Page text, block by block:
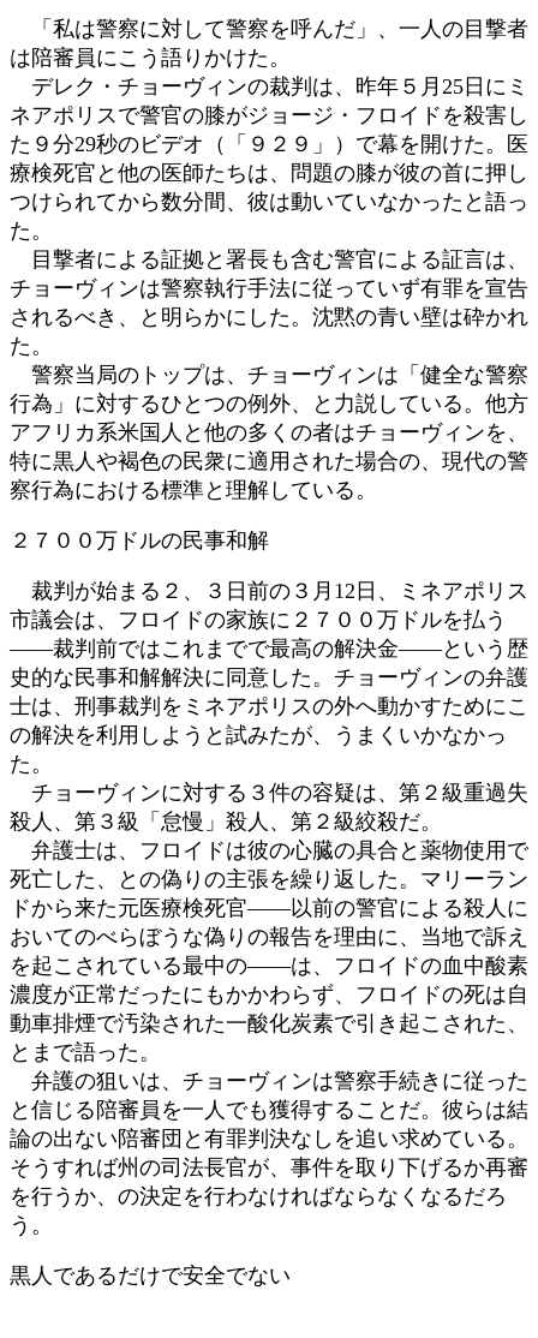
「私は警察に対して警察を呼んだ」、一人の目撃者
は陪審員にこう語りかけた。
デレク・チョーヴィンの裁判は、昨年５月25日にミ
ネアポリスで警官の膝がジョージ・フロイドを殺害し
た９分29秒のビデオ（「９２９」）で幕を開けた。医
療検死官と他の医師たちは、問題の膝が彼の首に押し
つけられてから数分間、彼は動いていなかったと語っ
た。
目撃者による証拠と署長も含む警官による証言は、
チョーヴィンは警察執行手法に従っていず有罪を宣告
されるべき、と明らかにした。沈黙の青い壁は砕かれ
た。
警察当局のトップは、チョーヴィンは「健全な警察
行為」に対するひとつの例外、と力説している。他方
アフリカ系米国人と他の多くの者はチョーヴィンを、
特に黒人や褐色の民衆に適用された場合の、現代の警
察行為における標準と理解している。
２７００万ドルの民事和解
裁判が始まる２、３日前の３月12日、ミネアポリス
市議会は、フロイドの家族に２７００万ドルを払う
――裁判前ではこれまでで最高の解決金――という歴
史的な民事和解解決に同意した。チョーヴィンの弁護
士は、刑事裁判をミネアポリスの外へ動かすためにこ
の解決を利用しようと試みたが、うまくいかなかっ
た。
チョーヴィンに対する３件の容疑は、第２級重過失
殺人、第３級「怠慢」殺人、第２級絞殺だ。
弁護士は、フロイドは彼の心臓の具合と薬物使用で
死亡した、との偽りの主張を繰り返した。マリーラン
ドから来た元医療検死官――以前の警官による殺人に
おいてのべらぼうな偽りの報告を理由に、当地で訴え
を起こされている最中の――は、フロイドの血中酸素
濃度が正常だったにもかかわらず、フロイドの死は自
動車排煙で汚染された一酸化炭素で引き起こされた、
とまで語った。
弁護の狙いは、チョーヴィンは警察手続きに従った
と信じる陪審員を一人でも獲得することだ。彼らは結
論の出ない陪審団と有罪判決なしを追い求めている。
そうすれば州の司法長官が、事件を取り下げるか再審
を行うか、の決定を行わなければならなくなるだろ
う。
黒人であるだけで安全でない